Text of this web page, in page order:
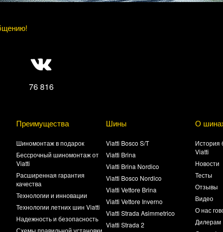
76 816
Преимущества
Шиномонтаж в подарок
Бессрочный шиномонтаж от
Viatti
Расширенная гарантия
качества
Технологии и инновации
Технологии летних шин Viatti
Надежность и безопасность
Шины
Viatti Bosco S/T
Viatti Brina
Viatti Brina Nordico
Viatti Bosco Nordico
Viatti Vettore Brina
Viatti Vettore Inverno
Viatti Strada Asimmetrico
Viatti Strada 2
О
История
Viatti
Новости
Тесты
Отзывы
Видео
О нас
Дилерам